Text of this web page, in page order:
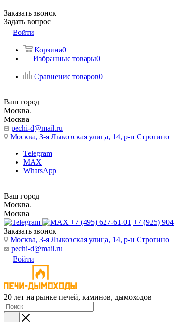
Заказать звонок
Задать вопрос
Войти
Корзина0
Избранные товары0
Сравнение товаров0
Ваш город
Москва
Москва
pechi-d@mail.ru
Москва, 3-я Лыковская улица, 14, р-н Строгино
Telegram
MAX
WhatsApp
Ваш город
Москва
Москва
+7 (495) 627-61-01 +7 (925)
Заказать звонок
Москва, 3-я Лыковская улица, 14, р-н Строгино
pechi-d@mail.ru
Войти
20 лет на рынке печей, каминов, дымоходов